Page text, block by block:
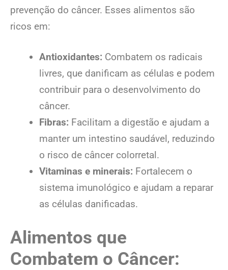
prevenção do câncer. Esses alimentos são
ricos em:
Antioxidantes: Combatem os radicais
livres, que danificam as células e podem
contribuir para o desenvolvimento do
câncer.
Fibras: Facilitam a digestão e ajudam a
manter um intestino saudável, reduzindo
o risco de câncer colorretal.
Vitaminas e minerais: Fortalecem o
sistema imunológico e ajudam a reparar
as células danificadas.
Alimentos que
Combatem o Câncer: